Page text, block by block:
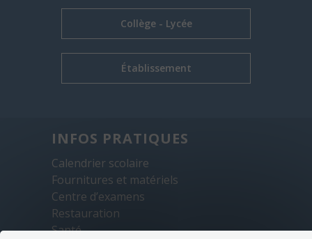
Collège - Lycée
Établissement
INFOS PRATIQUES
Calendrier scolaire
Fournitures et matériels
Centre d’examens
Restauration
Santé